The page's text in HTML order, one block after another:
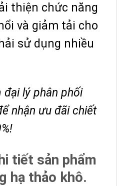
thiện chức năng
và giảm tải cho
sử dụng nhiều
lý phân phối
nhận ưu đãi chiết
tiết sản phẩm
hạ thảo khô.